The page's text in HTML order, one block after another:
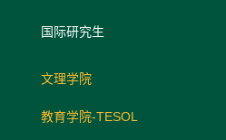
国际研究生
文理学院
教育学院-TESOL